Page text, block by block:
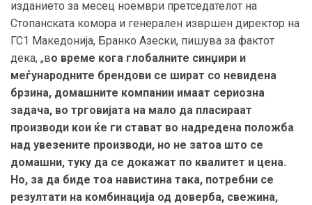
изданието за месец ноември претседателот на
Стопанската комора и генерален извршен директор на
ГС1 Македонија, Бранко Азески, пишува за фактот
дека, „во време кога глобалните синџири и
меѓународните брендови се шират со невидена
брзина, домашните компании имаат сериозна
задача, во трговијата на мало да пласираат
производи кои ќе ги стават во надредена положба
над увезените производи, но не затоа што се
домашни, туку да се докажат по квалитет и цена.
Но, за да биде тоа навистина така, потребни се
резултати на комбинација од доверба, свежина,